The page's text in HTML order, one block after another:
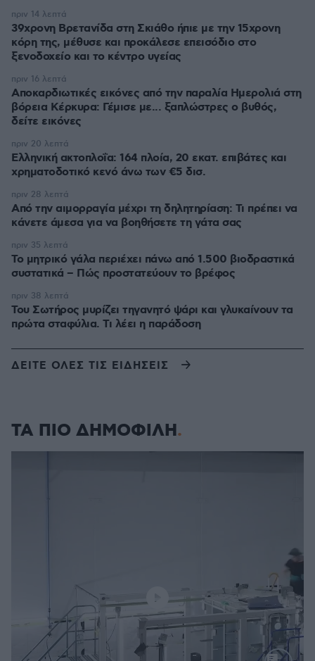
39χρονη Βρετανίδα στη Σκιάθο ήπιε με την 15χρονη
κόρη της, μέθυσε και προκάλεσε επεισόδιο στο
ξενοδοχείο και το κέντρο υγείας
πριν 14 λεπτά
Αποκαρδιωτικές εικόνες από την παραλία Ημερολιά στη
βόρεια Κέρκυρα: Γέμισε με... ξαπλώστρες ο βυθός,
δείτε εικόνες
πριν 16 λεπτά
Ελληνική ακτοπλοΐα: 164 πλοία, 20 εκατ. επιβάτες και
χρηματοδοτικό κενό άνω των €5 δισ.
πριν 20 λεπτά
Από την αιμορραγία μέχρι τη δηλητηρίαση: Τι πρέπει να
κάνετε άμεσα για να βοηθήσετε τη γάτα σας
πριν 28 λεπτά
Το μητρικό γάλα περιέχει πάνω από 1.500 βιοδραστικά
συστατικά – Πώς προστατεύουν το βρέφος
πριν 35 λεπτά
Του Σωτήρος μυρίζει τηγανητό ψάρι και γλυκαίνουν τα
πρώτα σταφύλια. Τι λέει η παράδοση
πριν 38 λεπτά
ΔΕΙΤΕ ΟΛΕΣ ΤΙΣ ΕΙΔΗΣΕΙΣ
ΤΑ ΠΙΟ ΔΗΜΟΦΙΛΗ